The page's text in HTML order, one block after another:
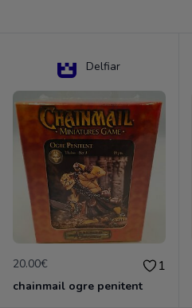
Delfiar
20.00€ 1
chainmail ogre penitent